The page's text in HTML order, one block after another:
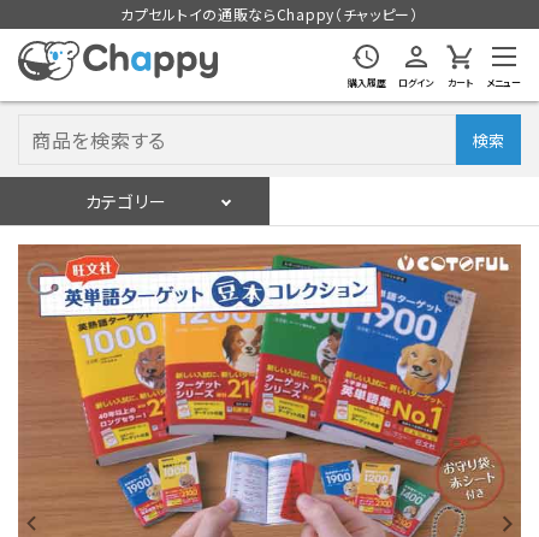
カプセルトイの通販ならChappy（チャッピー）
購入履歴 ログイン カート メニュー
検索
カテゴリー
ログイン 会員登録
入荷スケジュールをチェック
カプセルトイマシン本体
カプセルトイ
販促用空カプセル